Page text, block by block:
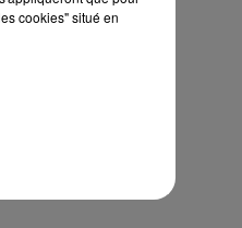
cookies" situé en